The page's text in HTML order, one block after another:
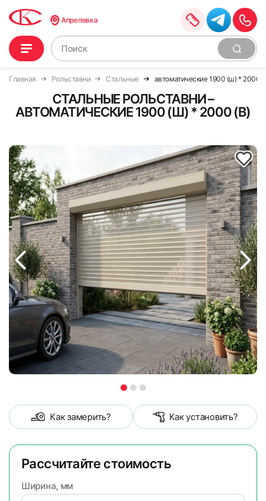
Апрелевка
Главная Рольставни Стальные автоматические 1900 (ш) * 2000
СТАЛЬНЫЕ РОЛЬСТАВНИ –
АВТОМАТИЧЕСКИЕ 1900 (Ш) * 2000 (В)
Как замерить? Как установить?
Рассчитайте стоимость
Ширина, мм